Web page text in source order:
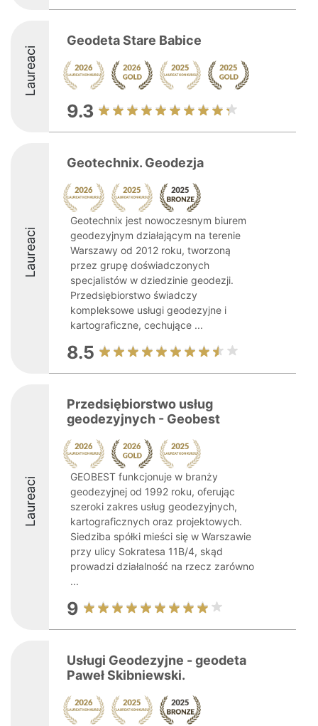
Laureaci
Geodeta Stare Babice
9.3
Laureaci
Geotechnix. Geodezja
Geotechnix jest nowoczesnym biurem
geodezyjnym działającym na terenie
Warszawy od 2012 roku, tworzoną
przez grupę doświadczonych
specjalistów w dziedzinie geodezji.
Przedsiębiorstwo świadczy
kompleksowe usługi geodezyjne i
kartograficzne, cechujące ...
8.5
Laureaci
Przedsiębiorstwo usług
geodezyjnych - Geobest
GEOBEST funkcjonuje w branży
geodezyjnej od 1992 roku, oferując
szeroki zakres usług geodezyjnych,
kartograficznych oraz projektowych.
Siedziba spółki mieści się w Warszawie
przy ulicy Sokratesa 11B/4, skąd
prowadzi działalność na rzecz zarówno
...
9
Usługi Geodezyjne - geodeta
Paweł Skibniewski.